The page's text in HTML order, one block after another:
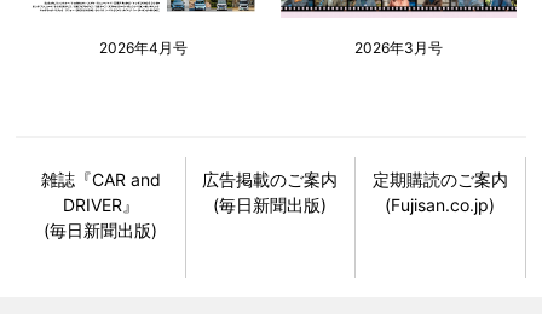
2026年4月号 2026年3月号
雑誌『CAR and
DRIVER』
(毎日新聞出版)
広告掲載のご案内
(毎日新聞出版)
定期購読のご案内
(Fujisan.co.jp)